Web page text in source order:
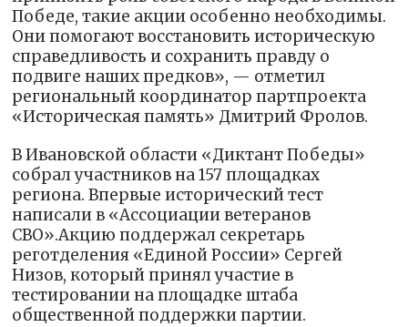
Победе, такие акции особенно необходимы.
Они помогают восстановить историческую
справедливость и сохранить правду о
подвиге наших предков», — отметил
региональный координатор партпроекта
«Историческая память» Дмитрий Фролов.
В Ивановской области «Диктант Победы»
собрал участников на 157 площадках
региона. Впервые исторический тест
написали в «Ассоциации ветеранов
СВО».Акцию поддержал секретарь
реготделения «Единой России» Сергей
Низов, который принял участие в
тестировании на площадке штаба
общественной поддержки партии.